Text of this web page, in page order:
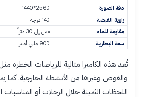
دقة الصورة
2560*1440
زاوية القبضة
140 درجة
مقاومة للماء
يصل إلى 30 متراً
سعة البطارية
900 مللي أمبير
تُعد هذه الكاميرا مثالية للرياضات الخطرة
والغوص وغيرها من الأنشطة الخارجية. كما
اللحظات الثمينة خلال الرحلات أو المناسبات